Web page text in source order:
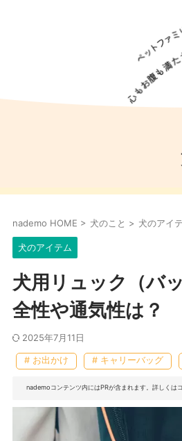
犬のこと
犬のしつけ
犬のア
猫のこと
猫のしつけ
猫のア
ペットフー
nademo HOME > 犬のこと > 犬のアイ
犬のアイテム
犬用リュック（バ
全性や通気性は？
2025年7月11日
# お出かけ # キャリーバッグ
nademoコンテンツ内にはPRが含まれます。詳しくは